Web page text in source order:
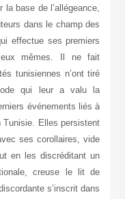
base de l’allégeance,
dans le champ des
effectue ses premiers
mêmes. Il ne fait
tunisiennes n’ont tiré
qui leur a valu la
événements liés à
Tunisie. Elles persistent
ses corollaires, vide
en les discréditant un
creuse le lit de
s’inscrit dans